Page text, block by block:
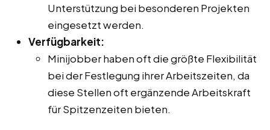
Unterstützung bei besonderen Projekten
eingesetzt werden.
Verfügbarkeit:
Minijobber haben oft die größte Flexibilität
bei der Festlegung ihrer Arbeitszeiten, da
diese Stellen oft ergänzende Arbeitskraft
für Spitzenzeiten bieten.